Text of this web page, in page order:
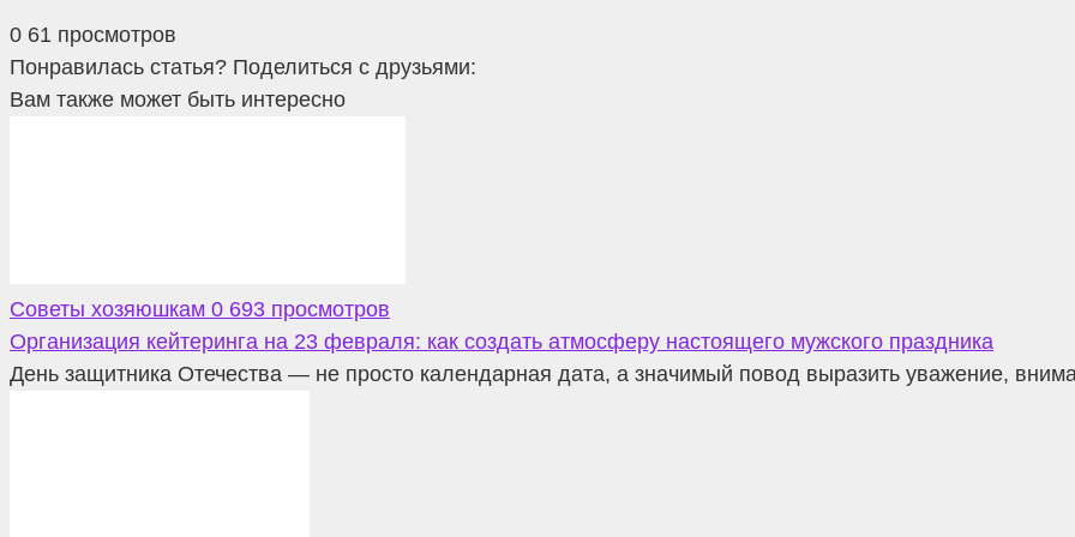
0 61 просмотров
Понравилась статья? Поделиться с друзьями:
Вам также может быть интересно
Советы хозяюшкам 0 693 просмотров
Организация кейтеринга на 23 февраля: как создать атмосферу настоящего мужского праздника
День защитника Отечества — не просто календарная дата, а значимый повод выразить уважение,